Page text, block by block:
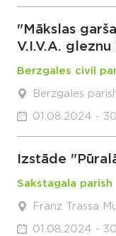
"Mākslas
V.I.V.A.
Berzgales civil
Berzgales
01.08.2024 -
Izstāde
Sakstagala parish
Franz Trassa
01.08.2024 -